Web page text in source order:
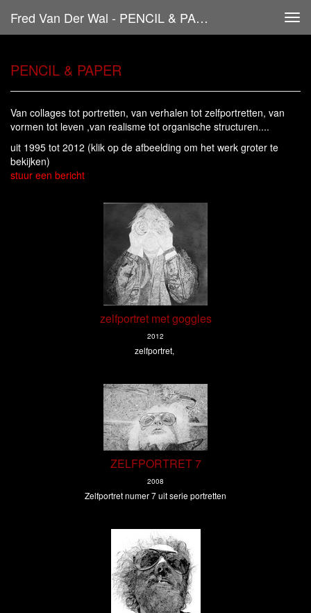
Fred Van Der Wal - PENCIL & PAPER
PENCIL & PAPER
Van collages tot portretten, van verhalen tot zelfportretten, van
vormen tot leven ,van realisme tot organische structuren....
uit 1995 tot 2012 (klik op de afbeelding om het werk groter te
bekijken)
stuur een bericht
zelfportret met goggles
2012
zelfportret,
ZELFPORTRET 7
2008
Zelfportret numer 7 uit serie portretten